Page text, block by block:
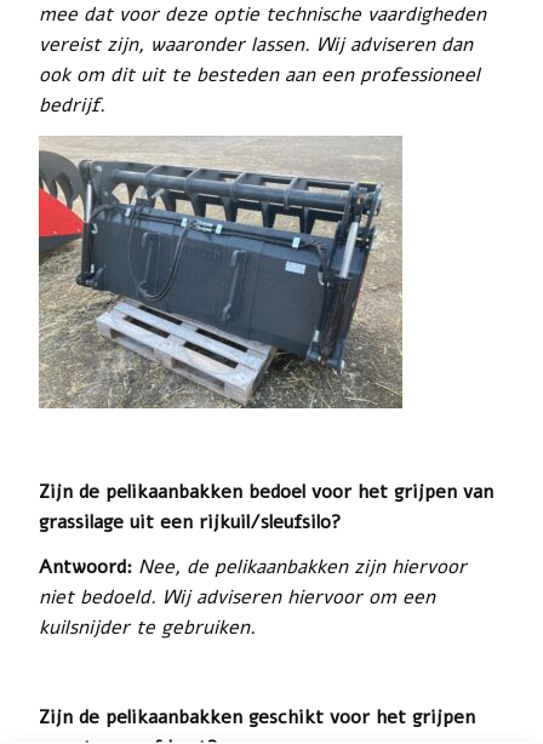
mee dat voor deze optie technische vaardigheden
vereist zijn, waaronder lassen. Wij adviseren dan
ook om dit uit te besteden aan een professioneel
bedrijf.
Zijn de pelikaanbakken bedoel voor het grijpen van
grassilage uit een rijkuil/sleufsilo?
Antwoord: Nee, de pelikaanbakken zijn hiervoor
niet bedoeld. Wij adviseren hiervoor om een
kuilsnijder te gebruiken.
Zijn de pelikaanbakken geschikt voor het grijpen